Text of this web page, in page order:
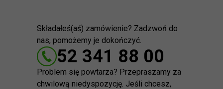
Składałeś(aś) zamówienie? Zadzwoń do
nas, pomożemy je dokończyć.
52 341 88 00
Problem się powtarza? Przepraszamy za
chwilową niedyspozycję. Jeśli chcesz,